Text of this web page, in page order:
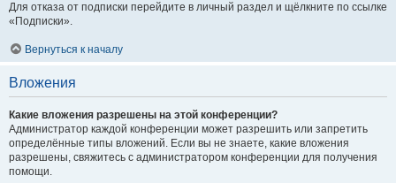
Для отказа от подписки перейдите в личный раздел и щёлкните по ссылке
«Подписки».
Вернуться к началу
Вложения
Какие вложения разрешены на этой конференции?
Администратор каждой конференции может разрешить или запретить
определённые типы вложений. Если вы не знаете, какие вложения
разрешены, свяжитесь с администратором конференции для получения
помощи.